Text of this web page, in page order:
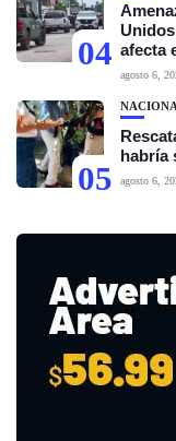
04 afecta
agosto 6,
05
habría
agosto 6,